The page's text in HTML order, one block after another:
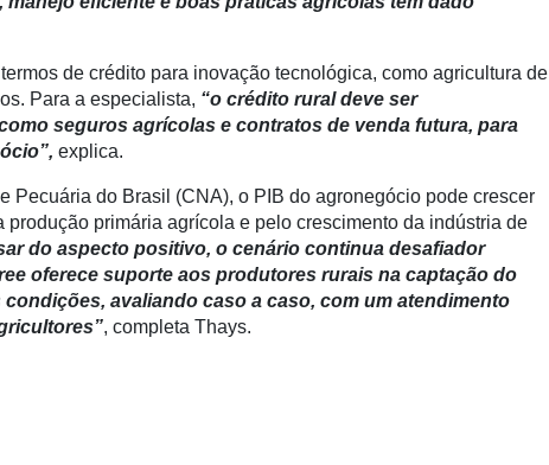
de crédito para inovação tecnológica, como agricultura de
Para a especialista, “o crédito rural deve ser
seguros agrícolas e contratos de venda futura, para
explica.
Pecuária do Brasil (CNA), o PIB do agronegócio pode crescer
primária agrícola e pelo crescimento da indústria de
do aspecto positivo, o cenário continua desafiador
oferece suporte aos produtores rurais na captação do
avaliando caso a caso, com um atendimento
, completa Thays.